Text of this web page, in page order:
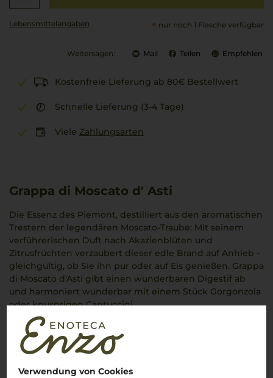
Verwendung von Cookies
Lebensmittel­angaben nur noch 1 Flasche verfügbar
Weitersagen: Mail Teilen Empfehlen
Kostenfreie Lieferung ab 80€ Bestellwert
Schnelle Lieferung (3-4 Tage)
Viele Zahlungsarten
Grappa di Moscato d' Asti
Die Essenz des Piemont, destilliert aus den aromatischen
Trestern der legendären Moscato-Traube: Mit seinem
verführerischen Duft nach Akazienblüten und
Zitrusfrüchten verzaubert dieser edle Brand auf Anhieb -
gleichgültig, ob Sie ihn pur oder auf Eis genießen. Grappa
di Moscato d'Asti gibt einen wunderbaren Digestif ab
und harmoniert wunderbar mit einem Stück Gorgonzola
oder knusprigen Cantuccini.